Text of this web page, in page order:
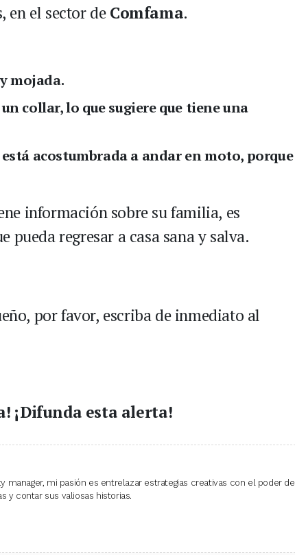
en el sector deComfama.
mojada.
collar, lo que sugiere que tiene una
está acostumbrada a andar en moto, porque
información sobre su familia, es
regresar a casa sana y salva.
por favor, escriba de inmediato al
¡Difunda esta alerta!
mi pasión es entrelazar estrategias creativas con el poder de
y contar sus valiosas historias.